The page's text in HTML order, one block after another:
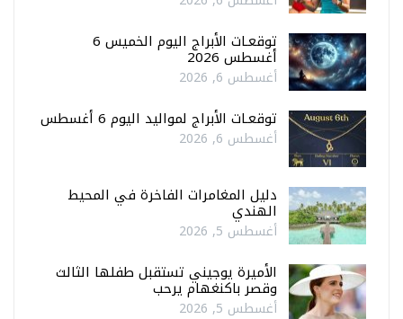
توقعـات الأبراج اليوم الخميس 6
أغسطس 2026
أغسطس 6, 2026
توقعـات الأبراج لمواليد اليوم 6 أغسطس
أغسطس 6, 2026
دليل المغامرات الفاخرة في المحيط
الهندي
أغسطس 5, 2026
الأميرة يوجيني تستقبل طفلها الثالث
وقصر باكنغهام يرحب
أغسطس 5, 2026